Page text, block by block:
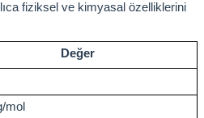
fiziksel ve kimyasal özelliklerini
Değer
mol